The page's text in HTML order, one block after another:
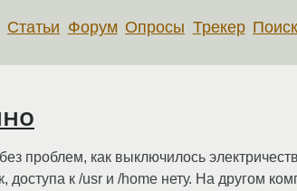
Статьи Форум Опросы Трекер Поиск
проблем, как выключилось
к /usr и /home нету. На другом